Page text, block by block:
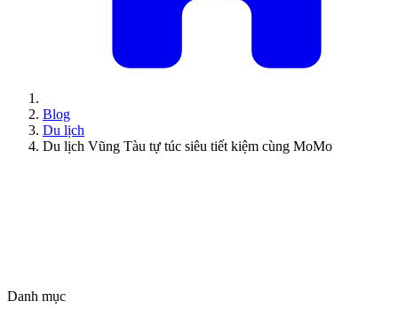
Blog
Du lịch
Du lịch Vũng Tàu tự túc siêu tiết kiệm cùng MoMo
Danh mục